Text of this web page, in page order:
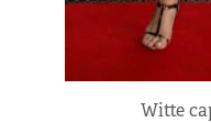
Witte